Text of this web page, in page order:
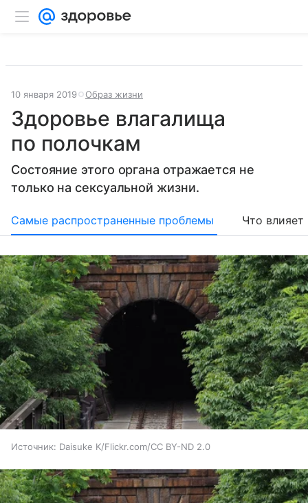
10 января 2019 Образ жизни
Здоровье влагалища
по полочкам
Состояние этого органа отражается не
только на сексуальной жизни.
Самые распространенные проблемы Что влияет
Источник: Daisuke K/Flickr.com/CC BY-ND 2.0